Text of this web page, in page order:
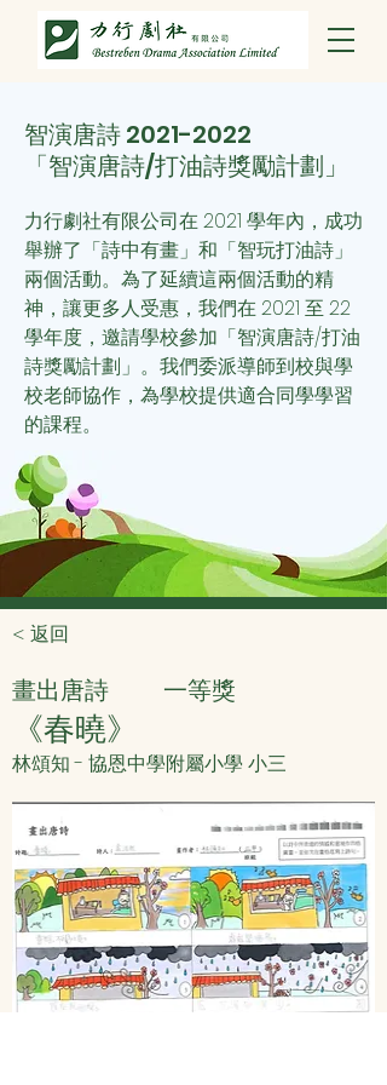
智演唐詩2021-2022
「智演唐詩/打油詩獎勵計劃」
力行劇社有限公司在 2021 學年內，成功
舉辦了「詩中有畫」和「智玩打油詩」
兩個活動。為了延續這兩個活動的精
神，讓更多人受惠，我們在 2021 至 22
學年度，邀請學校參加「智演唐詩/打油
詩獎勵計劃」。我們委派導師到校與學
校老師協作，為學校提供適合同學學習
的課程。
< 返回
畫出唐詩 一等獎
《春曉》
林頌知 - 協恩中學附屬小學 小三